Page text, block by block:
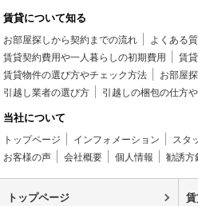
賃貸について知る
お部屋探しから契約までの流れ よくある
賃貸契約費用や一人暮らしの初期費用
賃
賃貸物件の選び方やチェック方法
お部屋
引越し業者の選び方
引越しの梱包の仕方
当社について
トップページ インフォメーション スタ
お客様の声
会社概要 個人情報 勧誘方
トップページ